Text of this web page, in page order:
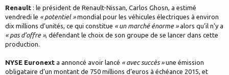
Renault : le président de Renault-Nissan, Carlos Ghosn, a estimé
vendredi le « potentiel »mondial pour les véhicules électriques à environ
dix millions d’unités, ce qui constitue « un marché énorme »alors qu’il n’y a
« pas d’offre », défendant le choix de son groupe de se lancer dans cette
production.
NYSE Euronext a annoncé avoir lancé « avec succès »une émission
obligataire d’un montant de 750 millions d’euros à échéance 2015, et